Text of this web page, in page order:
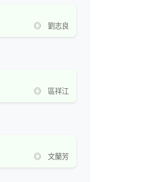
◎ 劉志良
◎ 區祥江
◎ 文蘭芳